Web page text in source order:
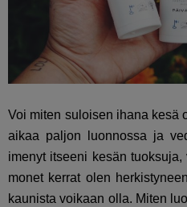
Voi miten suloisen ihana kesä
aikaa paljon luonnossa ja
imenyt itseeni kesän
monet kerrat olen
kaunista voikaan olla. Miten